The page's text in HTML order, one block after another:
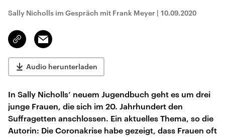
Sally Nicholls im Gespräch mit Frank Meyer | 10.09.2020
Link
kopieren/teilen
Email
Audio herunterladen
In Sally Nicholls‘ neuem Jugendbuch geht es um drei
junge Frauen, die sich im 20. Jahrhundert den
Suffragetten anschlossen. Ein aktuelles Thema, so die
Autorin: Die Coronakrise habe gezeigt, dass Frauen oft